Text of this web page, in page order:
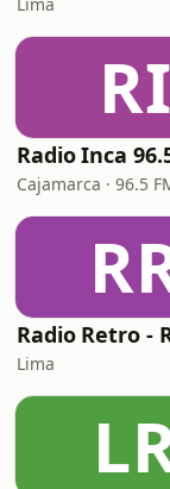
RI
Radio Inca
Cajamarca · 96.5
Lima